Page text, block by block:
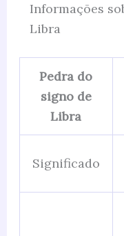
Informações
Libra
Pedra do
signo de
Libra
Significado